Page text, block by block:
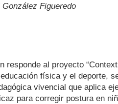
Figueredo
responde al proyecto
física y el deporte,
vivencial que aplica
para corregir postura en